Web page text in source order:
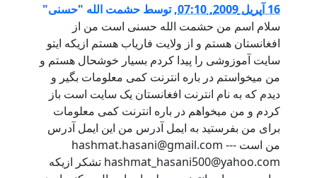
16 آپریل 2009, 07:10 ,توسط حشمت الله "حسنی"
سلام اسم من حشمت الله حسنی است من از
افغانستان هستم و از ولایت فاریاب هستم ازیکه ایتو
سایت آموزوشی را پیدا کردم بسیار خوشحال هستم و
من میخواستم در باره انترنت کمی معلومات بگیر و
دیدم که به نام انترنت افغانستان یک سایت است باز
کردم و من میخواهم در باره انترنت کمی معلومات
برای من بفرستید به ایمل آدرس من این ایمل آدرس
من است hashmat.hasani@gmail.com ---
hashmat_hasani500@yahoo.com تشکر ازیکه